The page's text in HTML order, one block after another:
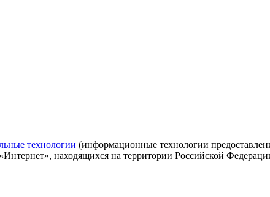
технологии (информационные технологии
находящихся на территории Российской